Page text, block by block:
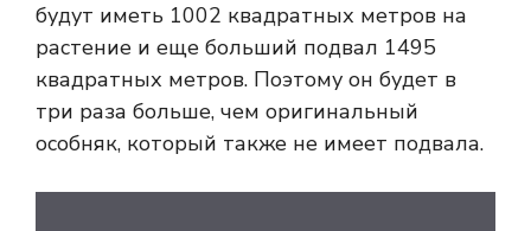
будут иметь 1002 квадратных метров на
растение и еще больший подвал 1495
квадратных метров. Поэтому он будет в
три раза больше, чем оригинальный
особняк, который также не имеет подвала.